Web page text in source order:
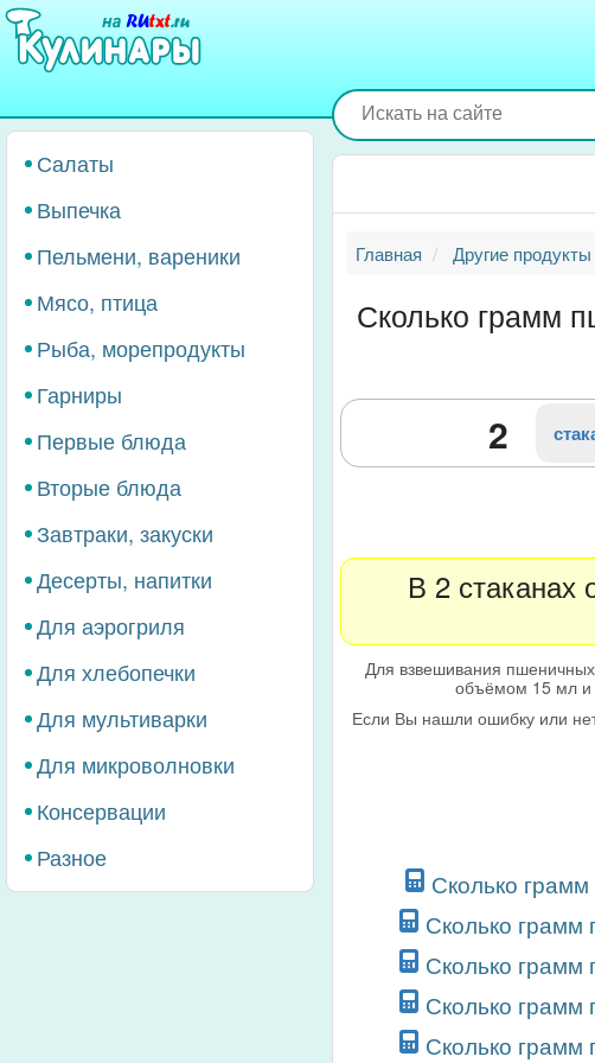
Перейти
основному
Салаты
Выпечка
Пельмени, вареники
Мясо, птица
Рыба, морепродукты
Гарниры
Первые блюда
Вторые блюда
Завтраки, закуски
Десерты, напитки
Для аэрогриля
Для хлебопечки
Для мультиварки
Для микроволновки
Консервации
Разное
Главная Другие продукты
Сколько грамм
В 2
Для взвешивания
объёмом 15 мл и
Если Вы нашли ошибку или
Сколько
Сколько
Сколько
Сколько
Сколько